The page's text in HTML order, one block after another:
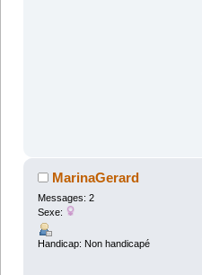
MarinaGerard
Messages: 2
Sexe:
Handicap: Non handicapé